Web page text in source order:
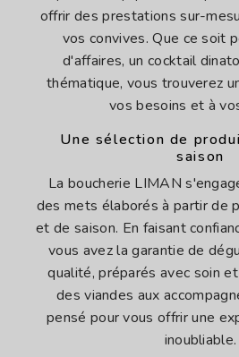
offrir des prestations sur-
vos convives. Que ce soit
d'affaires, un cocktail
thématique, vous trouverez
vos besoins et à
Une sélection de
saison
La boucherie LIMAN
des mets élaborés à partir de
et de saison. En faisant
vous avez la garantie de
qualité, préparés avec soin
des viandes aux
pensé pour vous offrir une
inoubliable.